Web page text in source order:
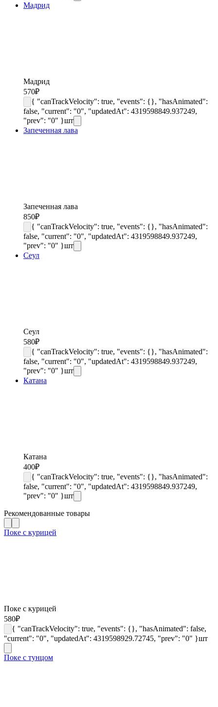
Мадрид
Мадрид
570₽
{ "canTrackVelocity": true, "events": {}, "hasAnimated":
false, "current": "0", "updatedAt": 4319598849.937249,
"prev": "0" }шт
Запеченная лава
Запеченная лава
850₽
{ "canTrackVelocity": true, "events": {}, "hasAnimated":
false, "current": "0", "updatedAt": 4319598849.937249,
"prev": "0" }шт
Сеул
Сеул
580₽
{ "canTrackVelocity": true, "events": {}, "hasAnimated":
false, "current": "0", "updatedAt": 4319598849.937249,
"prev": "0" }шт
Катана
Катана
400₽
{ "canTrackVelocity": true, "events": {}, "hasAnimated":
false, "current": "0", "updatedAt": 4319598849.937249,
"prev": "0" }шт
Рекомендованные товары
Поке с курицей
Поке с курицей
580₽
{ "canTrackVelocity": true, "events": {}, "hasAnimated": false,
"current": "0", "updatedAt": 4319598929.72745, "prev": "0" }шт
Поке с тунцом